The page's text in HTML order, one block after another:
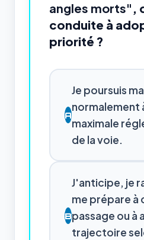
angles morts" ,
conduite à
priorité ?
A
Je poursuis
normalement
maximale
de la voie.
B
J'anticipe, je
me prépare à
passage ou à
trajectoire